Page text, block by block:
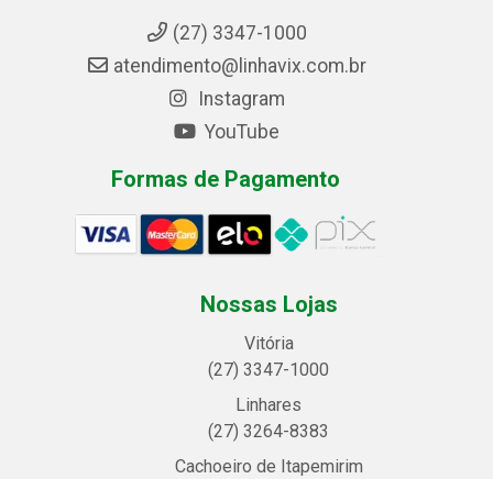
(27) 3347-1000
atendimento@linhavix.com.br
Instagram
YouTube
Formas de Pagamento
Nossas Lojas
Vitória
(27) 3347-1000
Linhares
(27) 3264-8383
Cachoeiro de Itapemirim